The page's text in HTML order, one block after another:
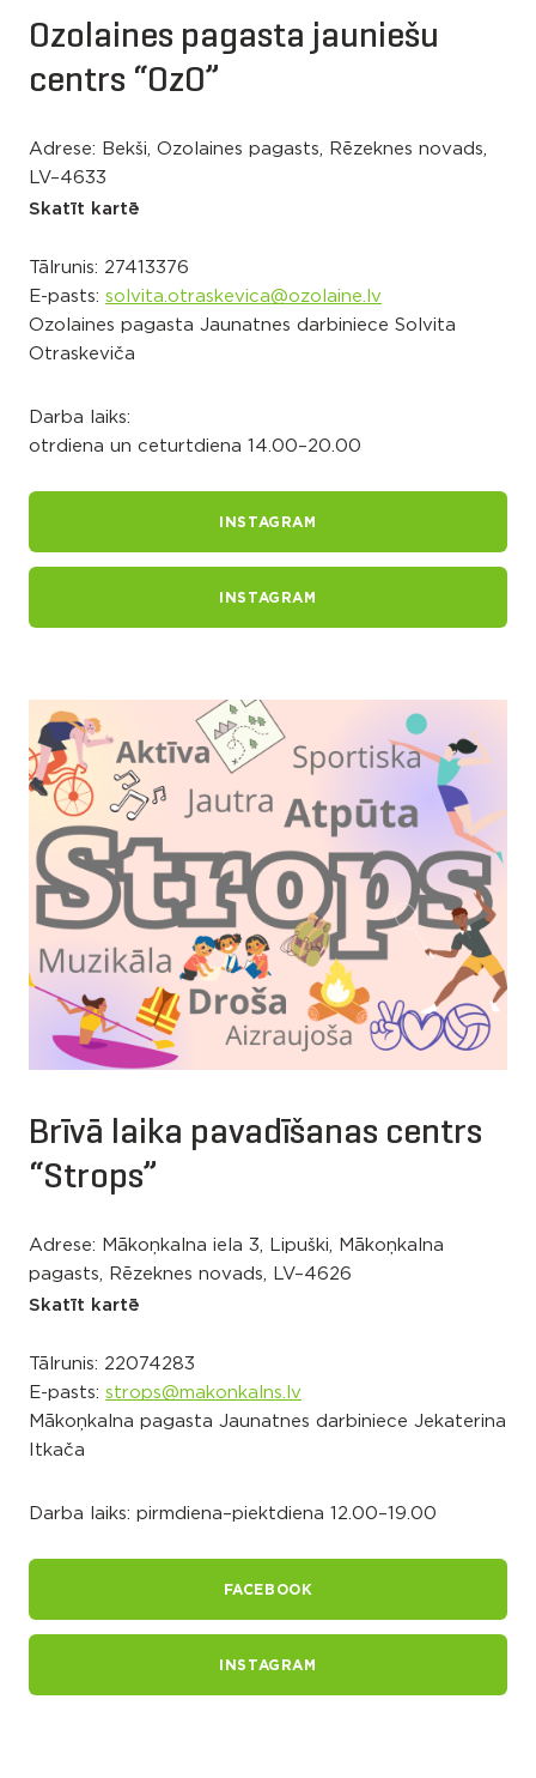
Ozolaines pagasta jauniešu
centrs “OzO”
Adrese: Bekši, Ozolaines pagasts, Rēzeknes novads,
LV–4633
Skatīt kartē
Tālrunis: 27413376
E-pasts: solvita.otraskevica@ozolaine.lv
Ozolaines pagasta Jaunatnes darbiniece Solvita
Otraskeviča
Darba laiks:
otrdiena un ceturtdiena 14.00–20.00
INSTAGRAM
INSTAGRAM
Brīvā laika pavadīšanas centrs
“Strops”
Adrese: Mākoņkalna iela 3, Lipuški, Mākoņkalna
pagasts, Rēzeknes novads, LV–4626
Skatīt kartē
Tālrunis: 22074283
E-pasts: strops@makonkalns.lv
Mākoņkalna pagasta Jaunatnes darbiniece Jekaterina
Itkača
Darba laiks: pirmdiena–piektdiena 12.00–19.00
FACEBOOK
INSTAGRAM